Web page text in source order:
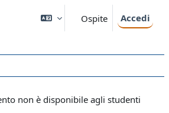
Ospite Accedi
non è disponibile agli studenti